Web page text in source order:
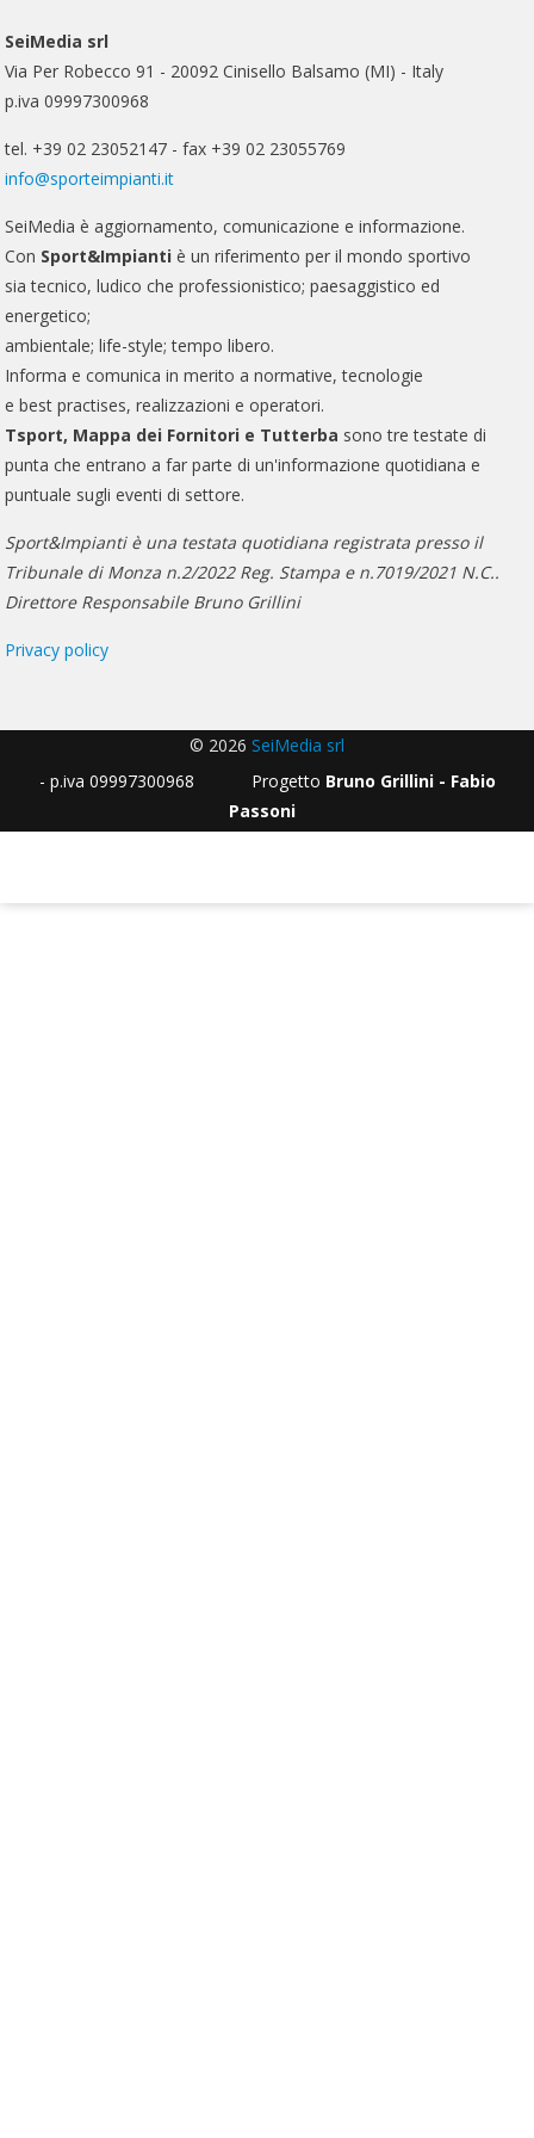
SeiMedia srl
Via Per Robecco 91 - 20092 Cinisello Balsamo (MI) - Italy
p.iva 09997300968
tel. +39 02 23052147 - fax +39 02 23055769
info@sporteimpianti.it
SeiMedia è aggiornamento, comunicazione e informazione.
Con Sport&Impianti è un riferimento per il mondo sportivo
sia tecnico, ludico che professionistico; paesaggistico ed
energetico;
ambientale; life-style; tempo libero.
Informa e comunica in merito a normative, tecnologie
e best practises, realizzazioni e operatori.
Tsport, Mappa dei Fornitori e Tutterba sono tre testate di
punta che entrano a far parte di un'informazione quotidiana e
puntuale sugli eventi di settore.
Sport&Impianti è una testata quotidiana registrata presso il
Tribunale di Monza n.2/2022 Reg. Stampa e n.7019/2021 N.C..
Direttore Responsabile Bruno Grillini
Privacy policy
© 2026 SeiMedia srl
- p.iva 09997300968 Progetto Bruno Grillini - Fabio
Passoni